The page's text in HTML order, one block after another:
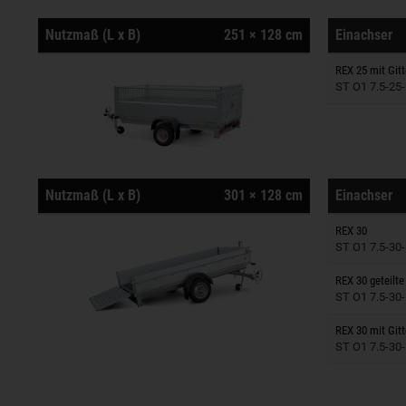
Nutzmaß (L x B) 251 × 128 cm Einachser
REX 25 mit
ST O1 7.5-
Nutzmaß (L x B) 301 × 128 cm Einachser
REX 30
ST O1 7.5-
REX 30
ST O1 7.5-
REX 30 mit
ST O1 7.5-